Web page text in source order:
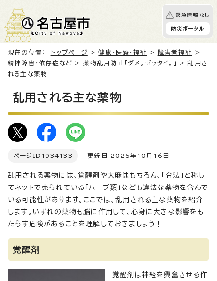
緊急情報なし
防災ポータル
現在の位置： トップページ >健康・医療・福祉 > 障害者福祉
>
精神障害・依存症など > 薬物乱用防止「ダメ。ゼッタイ。」
> 乱用さ
れる主な薬物
乱用される主な薬物
ページID 1034133 更新日 2025年10月16日
乱用される薬物には、覚醒剤や大麻はもちろん、「合法」と称し
てネットで売られている「ハーブ類」なども違法な薬物を含んで
いる可能性があります。ここでは、乱用される主な薬物を紹介
します。いずれの薬物も脳に作用して、心身に大きな影響をも
たらす危険があることを理解しておきましょう！
覚醒剤
覚醒剤は神経を興奮させる作